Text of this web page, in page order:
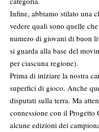
Infine, abbiamo stilato una
vedere quali sono quelle
numero di giovani di buon
si guarda alla base del
per ciascuna regione).
Prima di iniziare la nostra
superfici di gioco. Anche
disputati sulla terra. Ma
connessione con il
alcune edizioni dei